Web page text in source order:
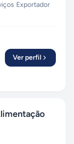
·Exportador
Ver perfil